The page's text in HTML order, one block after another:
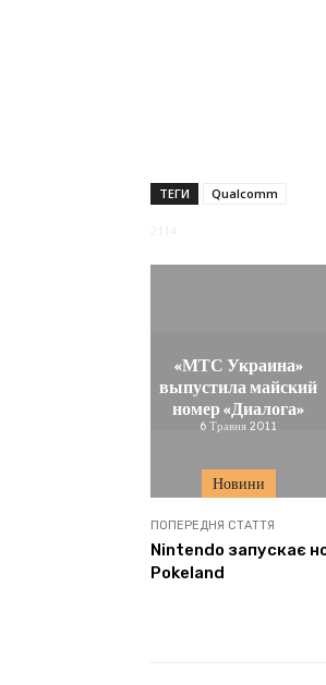
ТЕГИ Qualcomm
Новини
«МТС Украина»
выпустила майский
номер «Диалога»
6 Травня 2011
ПОПЕРЕДНЯ СТАТТЯ
Nintendo запускає
Pokeland